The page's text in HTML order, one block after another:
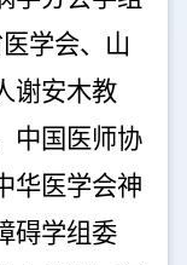
学会、山
谢安木教
中国医师协
华医学会神
碍学组委